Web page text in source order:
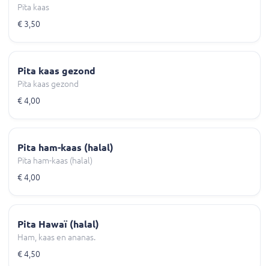
Pita kaas
€ 3,50
Pita kaas gezond
Pita kaas gezond
€ 4,00
Pita ham-kaas (halal)
Pita ham-kaas (halal)
€ 4,00
Pita Hawaï (halal)
Ham, kaas en ananas.
€ 4,50